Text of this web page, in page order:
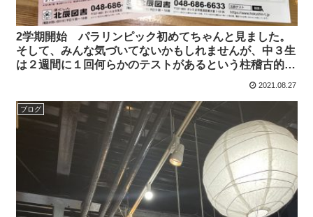
2学期開始 パラリンピック初めてちゃんと見ました。
そして、みんな気づいてないかもしれませんが、中３生
は２週間に１回何らかのテストがあるという柱稽古的な
2021.08.27
ブログ